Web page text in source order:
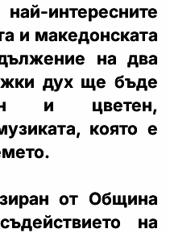
интересните
и македонската
на два
дух ще бъде
и цветен,
която е
от Община
на